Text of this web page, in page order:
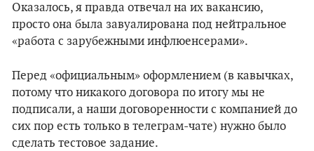
Оказалось, я правда отвечал на их вакансию,
просто она была завуалирована под нейтральное
«работа с зарубежными инфлюенсерами».
Перед «официальным» оформлением (в кавычках,
потому что никакого договора по итогу мы не
подписали, а наши договоренности с компанией до
сих пор есть только в телеграм-чате) нужно было
сделать тестовое задание.